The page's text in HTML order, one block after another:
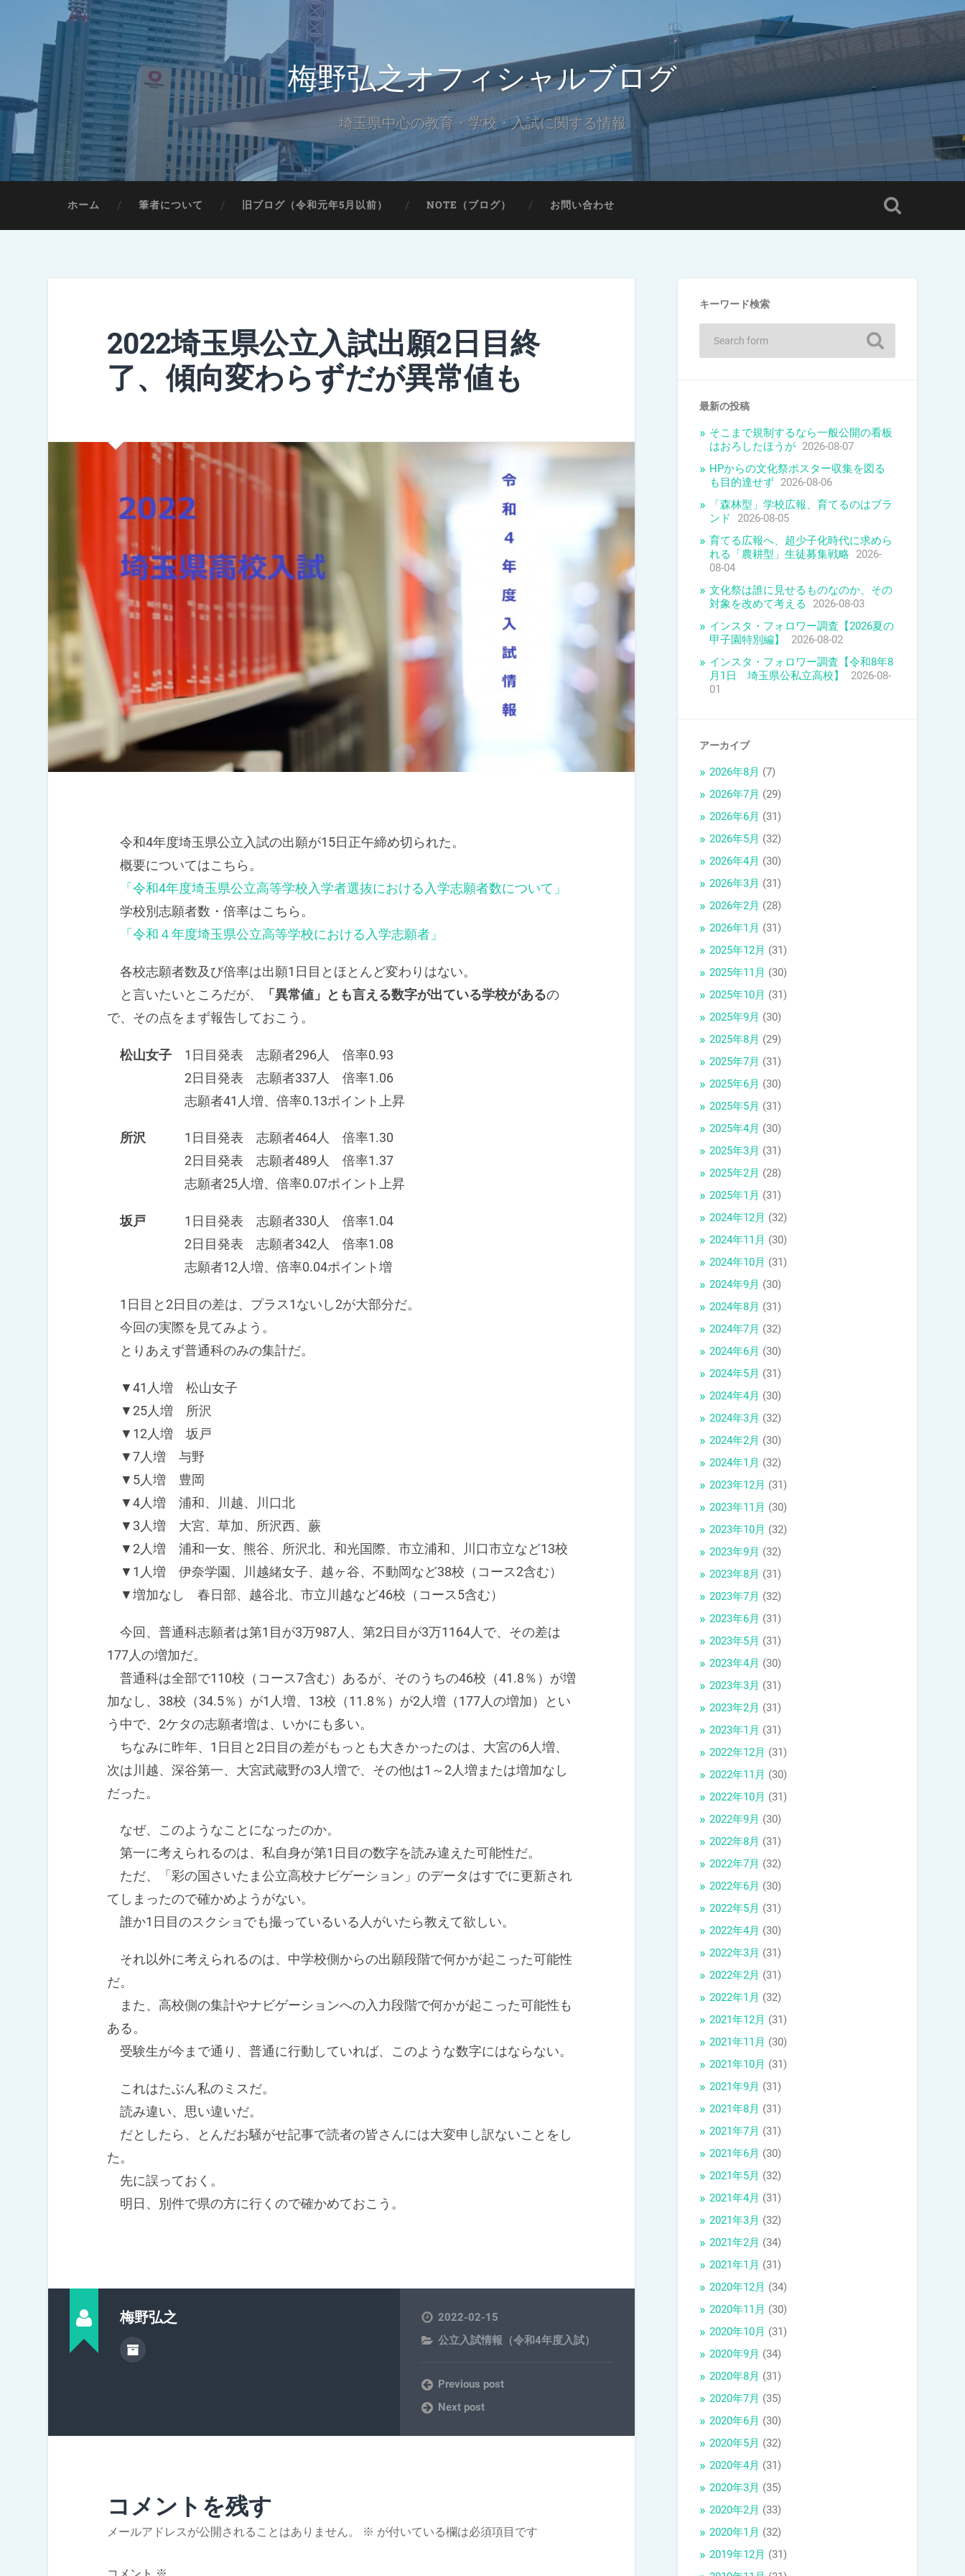
梅野弘之オフィシャルブログ
埼玉県中心の教育・学校・入試に関する情報
ホーム 筆者について 旧ブログ（令和元年5月以前） NOTE（ブログ） お問い合わせ
2022埼玉県公立入試出願2日目終
了、傾向変わらずだが異常値も
令和4年度埼玉県公立入試の出願が15日正午締め切られた。
概要についてはこちら。
「令和4年度埼玉県公立高等学校入学者選抜における入学志願者数について」
学校別志願者数・倍率はこちら。
「令和４年度埼玉県公立高等学校における入学志願者」
各校志願者数及び倍率は出願1日目とほとんど変わりはない。
と言いたいところだが、
「異常値」とも言える数字が出ている学校があるの
で、その点をまず報告しておこう。
松山女子1日目発表 志願者296人 倍率0.93
2日目発表 志願者337人 倍率1.06
志願者41人増、倍率0.13ポイント上昇
所沢 1日目発表 志願者464人 倍率1.30
2日目発表 志願者489人 倍率1.37
志願者25人増、倍率0.07ポイント上昇
坂戸1日目発表 志願者330人 倍率1.04
2日目発表 志願者342人 倍率1.08
志願者12人増、倍率0.04ポイント増
1日目と2日目の差は、プラス1ないし2が大部分だ。
今回の実際を見てみよう。
とりあえず普通科のみの集計だ。
▼41人増 松山女子
▼25人増 所沢
▼12人増 坂戸
▼7人増 与野
▼5人増 豊岡
▼4人増 浦和、川越、川口北
▼3人増 大宮、草加、所沢西、蕨
▼2人増 浦和一女、熊谷、所沢北、和光国際、市立浦和、川口市立など13校
▼1人増 伊奈学園、川越緒女子、越ヶ谷、不動岡など38校（コース2含む）
▼増加なし 春日部、越谷北、市立川越など46校（コース5含む）
今回、普通科志願者は第1目が3万987人、第2日目が3万1164人で、その差は
177人の増加だ。
普通科は全部で110校（コース7含む）あるが、そのうちの46校（41.8％）が増
加なし、38校（34.5％）が1人増、13校（11.8％）が2人増（177人の増加）とい
う中で、2ケタの志願者増は、いかにも多い。
ちなみに昨年、1日目と2日目の差がもっとも大きかったのは、大宮の6人増、
次は川越、深谷第一、大宮武蔵野の3人増で、その他は1～2人増または増加なし
だった。
なぜ、このようなことになったのか。
第一に考えられるのは、私自身が第1日目の数字を読み違えた可能性だ。
ただ、「彩の国さいたま公立高校ナビゲーション」のデータはすでに更新され
てしまったので確かめようがない。
誰か1日目のスクショでも撮っているいる人がいたら教えて欲しい。
それ以外に考えられるのは、中学校側からの出願段階で何かが起こった可能性
だ。
また、高校側の集計やナビゲーションへの入力段階で何かが起こった可能性も
ある。
受験生が今まで通り、普通に行動していれば、このような数字にはならない。
これはたぶん私のミスだ。
読み違い、思い違いだ。
だとしたら、とんだお騒がせ記事で読者の皆さんには大変申し訳ないことをし
た。
先に誤っておく。
明日、別件で県の方に行くので確かめておこう。
梅野弘之
2022-02-15
公立入試情報（令和4年度入試）
Previous post
Next post
コメントを残す
メールアドレスが公開されることはありません。 ※ が付いている欄は必須項目です
キーワード検索
最新の投稿
そこまで規制するなら一般公開の看板
はおろしたほうが 2026-08-07
HPからの文化祭ポスター収集を図る
も目的達せず 2026-08-06
「森林型」学校広報、育てるのはブラ
ンド
2026-08-05
育てる広報へ、超少子化時代に求めら
れる「農耕型」生徒募集戦略 2026-
08-04
文化祭は誰に見せるものなのか、その
対象を改めて考える
2026-08-03
インスタ・フォロワー調査【2026夏の
甲子園特別編】
2026-08-02
インスタ・フォロワー調査【令和8年8
月1日 埼玉県公私立高校】
2026-08-
01
アーカイブ
2026年8月 (7)
2026年7月 (29)
2026年6月 (31)
2026年5月 (32)
2026年4月 (30)
2026年3月 (31)
2026年2月 (28)
2026年1月 (31)
2025年12月 (31)
2025年11月 (30)
2025年10月 (31)
2025年9月 (30)
2025年8月 (29)
2025年7月 (31)
2025年6月 (30)
2025年5月 (31)
2025年4月 (30)
2025年3月 (31)
2025年2月 (28)
2025年1月 (31)
2024年12月 (32)
2024年11月 (30)
2024年10月 (31)
2024年9月 (30)
2024年8月 (31)
2024年7月 (32)
2024年6月 (30)
2024年5月 (31)
2024年4月 (30)
2024年3月 (32)
2024年2月 (30)
2024年1月 (32)
2023年12月 (31)
2023年11月 (30)
2023年10月 (32)
2023年9月 (32)
2023年8月 (31)
2023年7月 (32)
2023年6月 (31)
2023年5月 (31)
2023年4月 (30)
2023年3月 (31)
2023年2月 (31)
2023年1月 (31)
2022年12月 (31)
2022年11月 (30)
2022年10月 (31)
2022年9月 (30)
2022年8月 (31)
2022年7月 (32)
2022年6月 (30)
2022年5月 (31)
2022年4月 (30)
2022年3月 (31)
2022年2月 (31)
2022年1月 (32)
2021年12月 (31)
2021年11月 (30)
2021年10月 (31)
2021年9月 (31)
2021年8月 (31)
2021年7月 (31)
2021年6月 (30)
2021年5月 (32)
2021年4月 (31)
2021年3月 (32)
2021年2月 (34)
2021年1月 (31)
2020年12月 (34)
2020年11月 (30)
2020年10月 (31)
2020年9月 (34)
2020年8月 (31)
2020年7月 (35)
2020年6月 (30)
2020年5月 (32)
2020年4月 (31)
2020年3月 (35)
2020年2月 (33)
2020年1月 (32)
2019年12月 (31)